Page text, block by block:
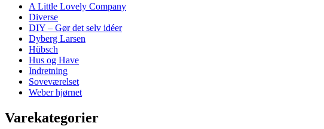
A Little Lovely Company
Diverse
DIY – Gør det selv idéer
Dyberg Larsen
Hübsch
Hus og Have
Indretning
Soveværelset
Weber hjørnet
Varekategorier